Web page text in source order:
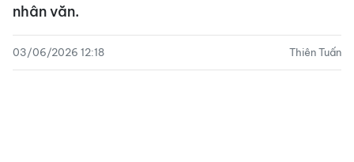
nhân văn.
03/06/2026 12:18 Thiên Tuấn